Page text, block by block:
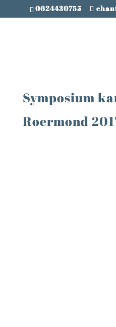
0624430755
Symposium
Roermond